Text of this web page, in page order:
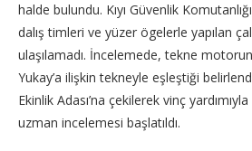
halde bulundu. Kıyı Güvenlik
dalış timleri ve yüzer ögelerle yapılan
ulaşılamadı. İncelemede, tekne
Yukay’a ilişkin tekneyle eşleştiği
Ekinlik Adası’na çekilerek vinç yardımıyla
uzman incelemesi başlatıldı.